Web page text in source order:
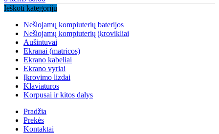
Ieškoti kategorijų
Nešiojamų kompiuterių baterijos
Nešiojamų kompiuterių įkrovikliai
Aušintuvai
Ekranai (matricos)
Ekrano kabeliai
Ekrano vyriai
Įkrovimo lizdai
Klaviatūros
Korpusai ir kitos dalys
Pradžia
Prekės
Kontaktai